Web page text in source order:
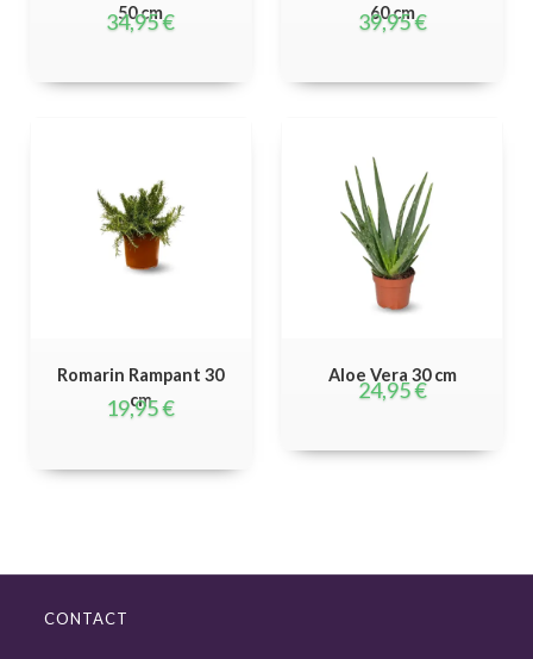
50 cm
34,95€
60 cm
39,95€
Romarin Rampant 30
cm
19,95€
Aloe Vera 30 cm
24,95€
CONTACT